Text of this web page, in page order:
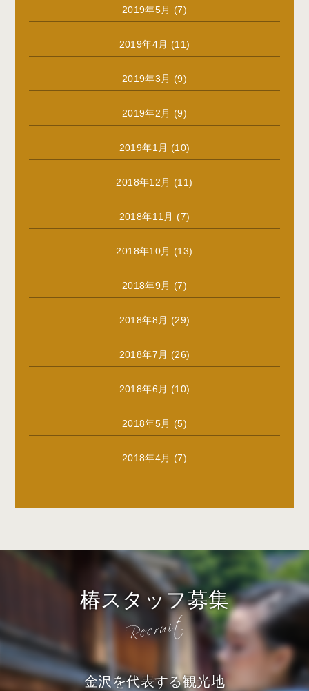
2019年5月 (7)
2019年4月 (11)
2019年3月 (9)
2019年2月 (9)
2019年1月 (10)
2018年12月 (11)
2018年11月 (7)
2018年10月 (13)
2018年9月 (7)
2018年8月 (29)
2018年7月 (26)
2018年6月 (10)
2018年5月 (5)
2018年4月 (7)
椿スタッフ募集
金沢を代表する観光地